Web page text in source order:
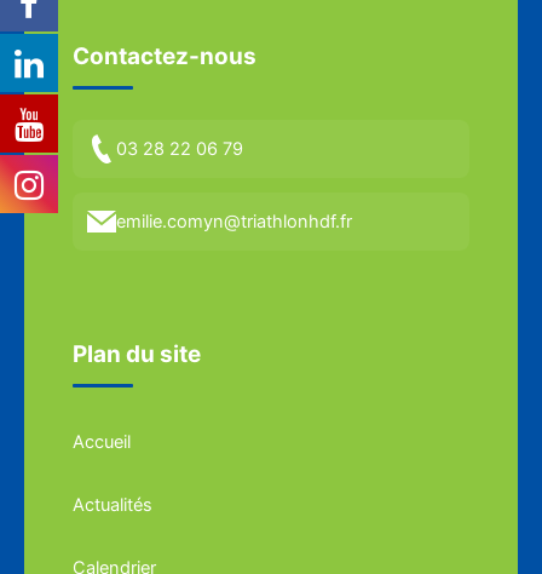
Contactez-nous
03 28 22 06 79
emilie.comyn@triathlonhdf.fr
Plan du site
Accueil
Actualités
Calendrier